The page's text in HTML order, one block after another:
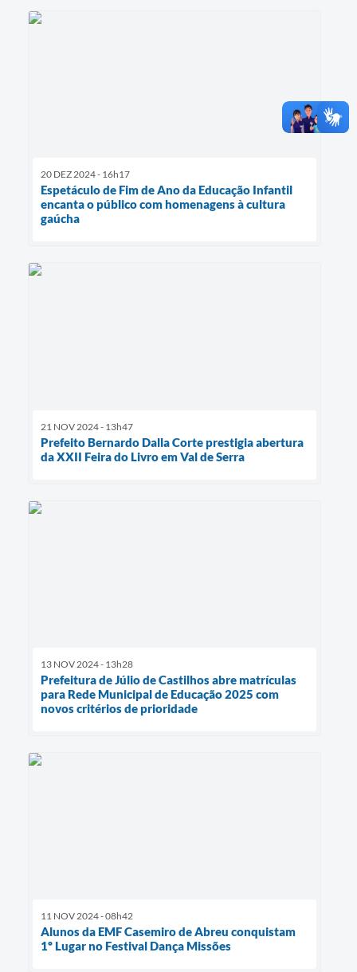
20 DEZ 2024 - 16h17
Espetáculo de Fim de Ano da Educação Infantil
encanta o público com homenagens à cultura
gaúcha
21 NOV 2024 - 13h47
Prefeito Bernardo Dalla Corte prestigia abertura
da XXII Feira do Livro em Val de Serra
13 NOV 2024 - 13h28
Prefeitura de Júlio de Castilhos abre matrículas
para Rede Municipal de Educação 2025 com
novos critérios de prioridade
11 NOV 2024 - 08h42
Alunos da EMF Casemiro de Abreu conquistam
1º Lugar no Festival Dança Missões